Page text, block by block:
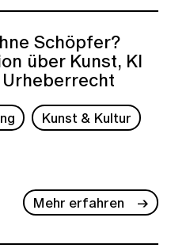
Schöpfer?
über Kunst, KI
Kunst & Kultur
Mehr erfahren